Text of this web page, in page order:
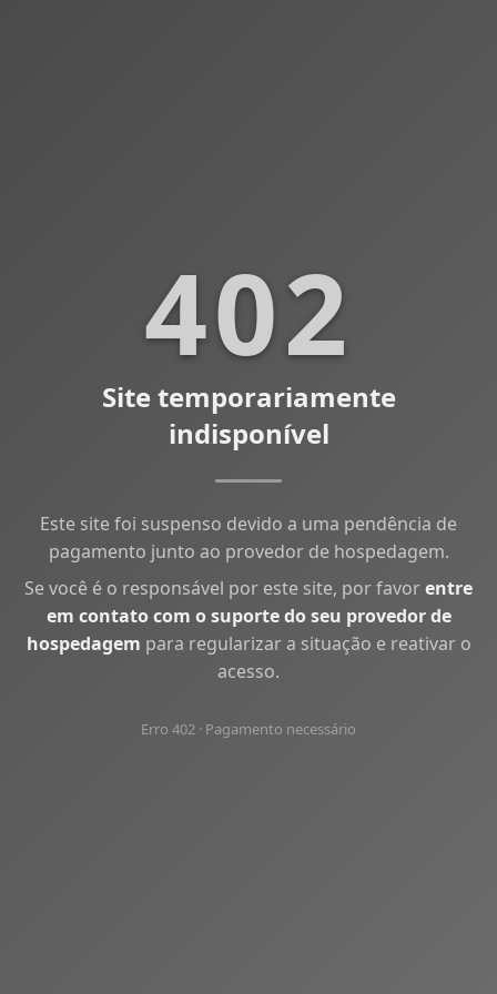
402
Site temporariamente
indisponível
Este site foi suspenso devido a uma pendência de
pagamento junto ao provedor de hospedagem.
Se você é o responsável por este site, por favorentre
em contato com o suporte do seu provedor de
hospedagem para regularizar a situação e reativar o
acesso.
Erro 402 · Pagamento necessário